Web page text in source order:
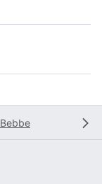
Bebbe